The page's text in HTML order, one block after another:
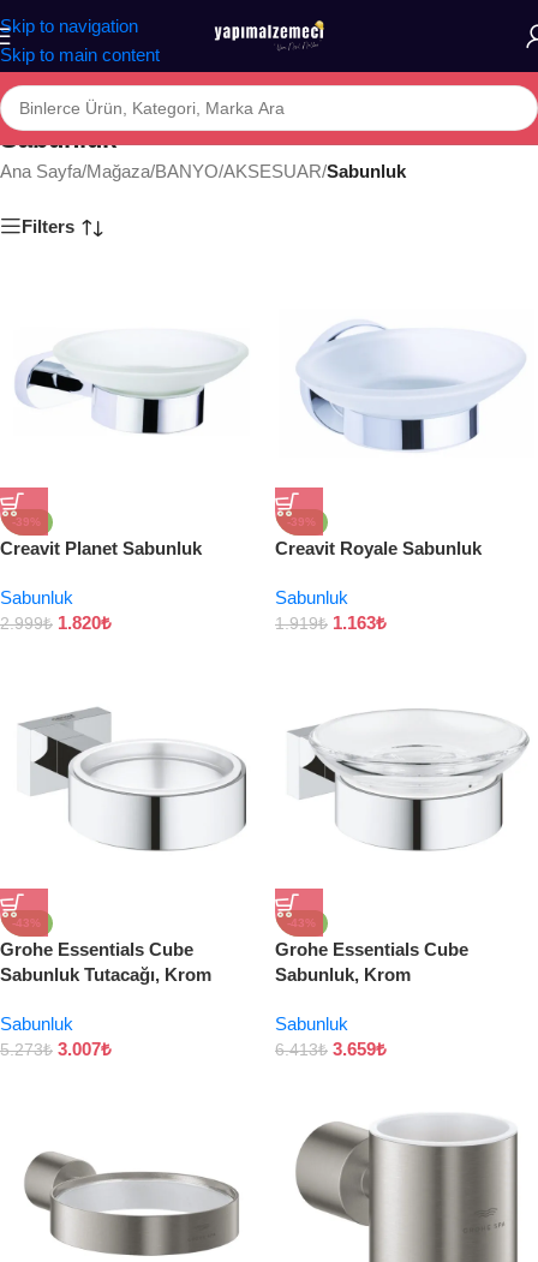
Skip to navigation
Skip to main content
Sabunluk
Ana Sayfa/Mağaza/BANYO/AKSESUAR/Sabunluk
Filters
-39%
Creavit Planet Sabunluk
Sabunluk
2.999₺ 1.820₺
-39%
Creavit Royale Sabunluk
Sabunluk
1.919₺ 1.163₺
-43%
Grohe Essentials Cube
Sabunluk Tutacağı, Krom
Sabunluk
5.273₺ 3.007₺
-43%
Grohe Essentials Cube
Sabunluk, Krom
Sabunluk
6.413₺ 3.659₺